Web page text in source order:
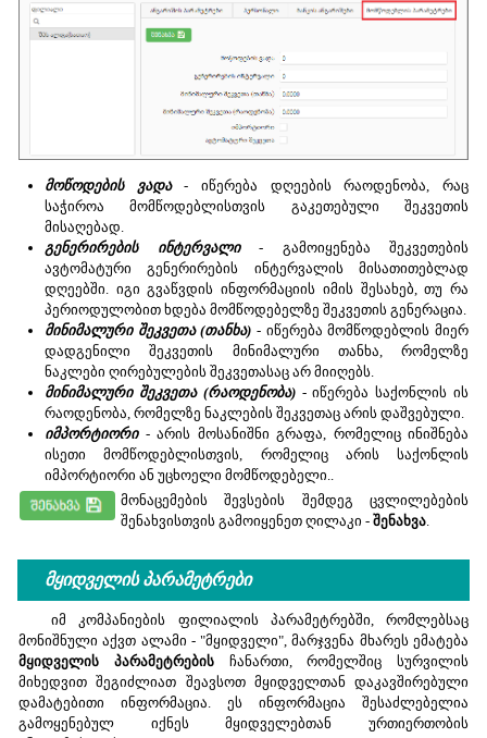
მოწოდების ვადა- იწერება დღეების რაოდენობა, რაც
საჭიროა მომწოდებლისთვის გაკეთებული შეკვეთის
მისაღებად.
გენერირების ინტერვალი- გამოიყენება შეკვეთების
ავტომატური გენერირების ინტერვალის მისათითებლად
დღეებში. იგი გვაწვდის ინფორმაციის იმის შესახებ, თუ რა
პერიოდულობით ხდება მომწოდებელზე შეკვეთის გენერაცია.
მინიმალური შეკვეთა (თანხა) - იწერება მომწოდებლის მიერ
დადგენილი შეკვეთის მინიმალური თანხა, რომელზე
ნაკლები ღირებულების შეკვეთასაც არ მიიღებს.
მინიმალური შეკვეთა (რაოდენობა)- იწერება საქონლის ის
რაოდენობა, რომელზე ნაკლების შეკვეთაც არის დაშვებული.
იმპორტიორი- არის მოსანიშნი გრაფა, რომელიც ინიშნება
ისეთი მომწოდებლისთვის, რომელიც არის საქონლის
იმპორტიორი ან უცხოელი მომწოდებელი..
მონაცემების შევსების შემდეგ ცვლილებების
შენახვისთვის გამოიყენეთ ღილაკი - შენახვა.
მყიდველის პარამეტრები
იმ კომპანიების ფილიალის პარამეტრებში, რომლებსაც
მონიშნული აქვთ ალამი - "მყიდველი", მარჯვენა მხარეს ემატება
მყიდველის პარამეტრების ჩანართი, რომელშიც სურვილის
მიხედვით შეგიძლიათ შეავსოთ მყიდველთან დაკავშირებული
დამატებითი ინფორმაცია. ეს ინფორმაცია შესაძლებელია
გამოყენებულ იქნეს მყიდველებთან ურთიერთობის